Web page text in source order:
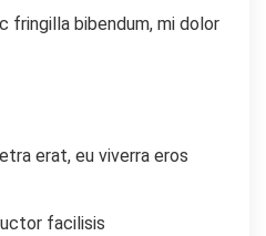
fringilla bibendum, mi dolor
erat, eu viverra eros
facilisis